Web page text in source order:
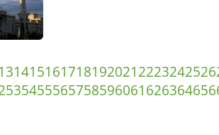
1314151617181920212223242526
53545556575859606162636465